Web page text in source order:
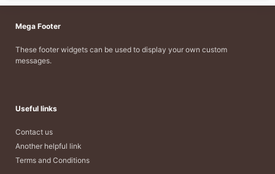
Mega Footer
These footer widgets can be used to display your own custom
messages.
Useful links
Contact us
Another helpful link
Terms and Conditions